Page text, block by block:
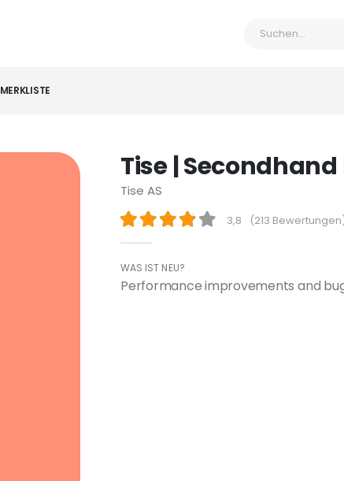
MERKLISTE
Tise |
Tise AS
3,8 (213 Bewertungen
WAS IST NEU?
Performance improvements and